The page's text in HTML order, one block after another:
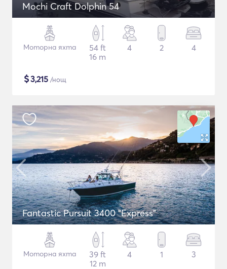
Mochi Craft Dolphin 54
Моторна яхта
54 ft
16 m
4 2 4
$3,215 /нощ
Fantastic Pursuit 3400 "Express"
Моторна яхта
39 ft
12 m
4 1 3